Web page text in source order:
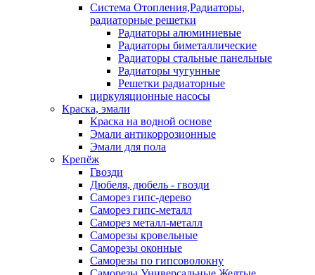
Система Отопления,Радиаторы,
радиаторные решетки
Радиаторы алюминиевые
Радиаторы биметаллические
Радиаторы стальные панельные
Радиаторы чугунные
Решетки радиаторные
циркуляционные насосы
Краска, эмали
Краска на водной основе
Эмали антикоррозионные
Эмали для пола
Крепёж
Гвозди
Дюбеля, дюбель - гвозди
Саморез гипс-дерево
Саморез гипс-металл
Саморез металл-металл
Саморезы кровельные
Саморезы оконные
Саморезы по гипсоволокну